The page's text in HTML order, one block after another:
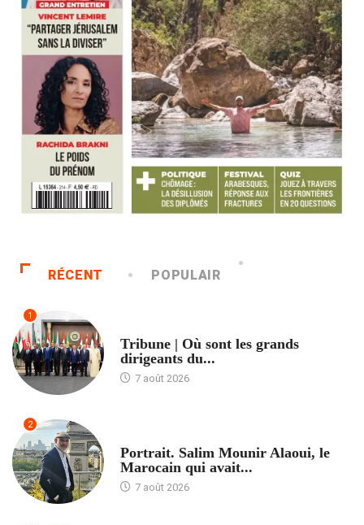
RÉCENT POPULAIR
1
Tribune | Où sont les grands
dirigeants du...
7 août 2026
2
Portrait. Salim Mounir Alaoui, le
Marocain qui avait...
7 août 2026